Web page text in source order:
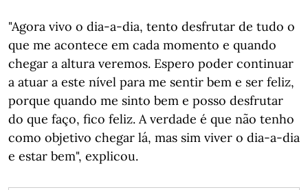
"Agora vivo o dia-a-dia, tento desfrutar de tudo o
que me acontece em cada momento e quando
chegar a altura veremos. Espero poder continuar
a atuar a este nível para me sentir bem e ser feliz,
porque quando me sinto bem e posso desfrutar
do que faço, fico feliz. A verdade é que não tenho
como objetivo chegar lá, mas sim viver o dia-a-dia
e estar bem", explicou.